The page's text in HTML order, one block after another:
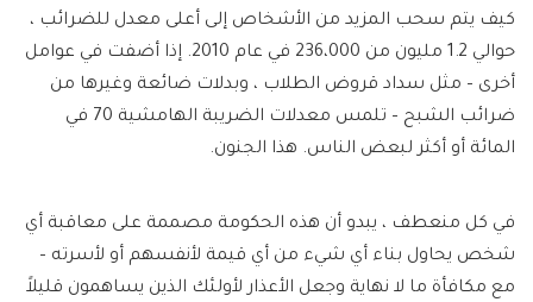
كيف يتم سحب المزيد من الأشخاص إلى أعلى معدل للضرائب ،
حوالي 1.2 مليون من 236،000 في عام 2010. إذا أضفت في عوامل
أخرى – مثل سداد قروض الطلاب ، وبدلات ضائعة وغيرها من
ضرائب الشبح – تلمس معدلات الضريبة الهامشية 70 في
المائة أو أكثر لبعض الناس. هذا الجنون.
في كل منعطف ، يبدو أن هذه الحكومة مصممة على معاقبة أي
شخص يحاول بناء أي شيء من أي قيمة لأنفسهم أو لأسرته –
مع مكافأة ما لا نهاية وجعل الأعذار لأولئك الذين يساهمون قليلاً